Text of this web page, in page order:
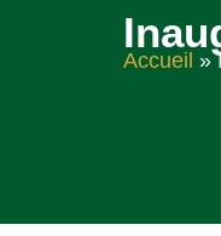
Accueil »